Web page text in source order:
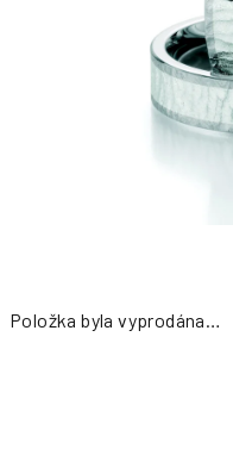
Položka byla vyprodána…